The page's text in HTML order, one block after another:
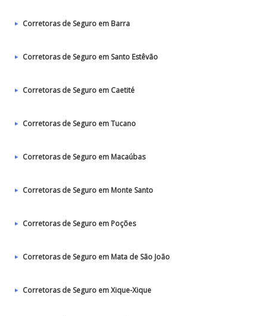
Corretoras de Seguro em Barra
Corretoras de Seguro em Santo Estêvão
Corretoras de Seguro em Caetité
Corretoras de Seguro em Tucano
Corretoras de Seguro em Macaúbas
Corretoras de Seguro em Monte Santo
Corretoras de Seguro em Poções
Corretoras de Seguro em Mata de São João
Corretoras de Seguro em Xique-Xique